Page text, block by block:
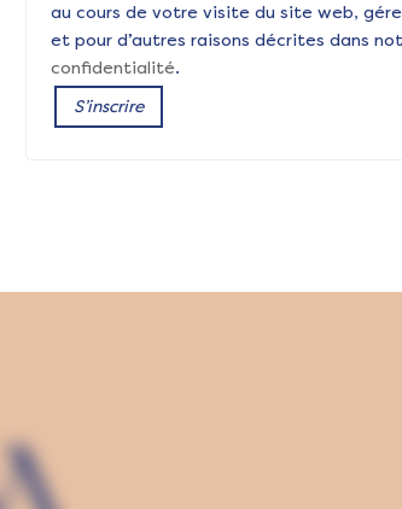
au cours de votre visite du site web,
et pour d’autres raisons décrites dans
confidentialité.
S’inscrire